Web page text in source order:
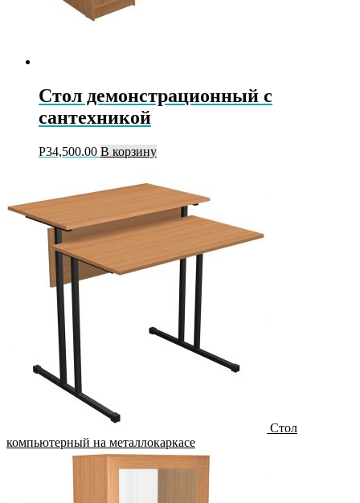
Стол демонстрационный с
сантехникой
Р34,500.00 В корзину
Стол
компьютерный на металлокаркасе